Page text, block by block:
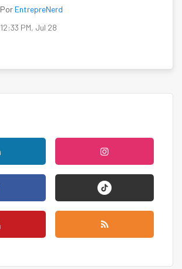
Por EntrepreNerd
12:33 PM, Jul 28